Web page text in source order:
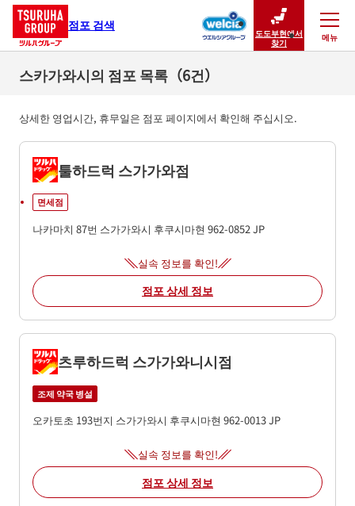
점포 검색
도도부현에서
찾기
메뉴
닫기
스카가와시의 점포 목록（6건）
상세한 영업시간, 휴무일은 점포 페이지에서 확인해 주십시오.
툴하드럭 스가가와점
면세점
나카마치 87번 스가가와시 후쿠시마현 962-0852 JP
실속 정보를 확인!
점포 상세 정보
츠루하드럭 스가가와니시점
조제 약국 병설
오카토초 193번지 스가가와시 후쿠시마현 962-0013JP
실속 정보를 확인!
점포 상세 정보